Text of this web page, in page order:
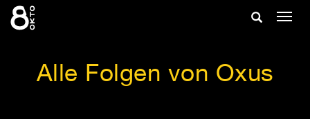
Zum
Inhalt
Suche
Alle Folgen von Oxus